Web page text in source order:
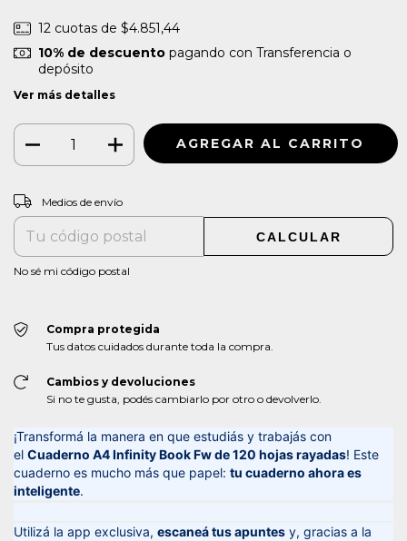
12 cuotas de $4.851,44
10% de descuentopagando con Transferencia o
depósito
Ver más detalles
Entregas para el CP:
Medios de envío
CALCULAR
No sé mi código postal
Compra protegida
Tus datos cuidados durante toda la compra.
Cambios y devoluciones
Si no te gusta, podés cambiarlo por otro o devolverlo.
¡Transformá la manera en que estudiás y trabajás con
el Cuaderno A4 Infinity Book Fw de 120 hojas rayadas! Este
cuaderno es mucho más que papel: tu cuaderno ahora es
inteligente.
Utilizá la app exclusiva, escaneá tus apuntes y, gracias a la